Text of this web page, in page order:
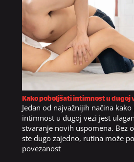
Kako poboljšati intimnost u dugoj
Jedan od najvažnijih načina
intimnost u dugoj vezi jest
stvaranje novih uspomena. Bez
ste dugo zajedno, rutina može
povezanost